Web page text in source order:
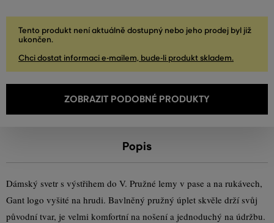
Tento produkt není aktuálně dostupný nebo jeho prodej byl již
ukončen.
Chci dostat informaci e-mailem, bude-li produkt skladem.
ZOBRAZIT PODOBNÉ PRODUKTY
Popis
Dámský svetr s výstřihem do V. Pružné lemy v pase a na rukávech,
Gant logo vyšité na hrudi. Bavlněný pružný úplet skvěle drží svůj
původní tvar, je velmi komfortní na nošení a jednoduchý na údržbu.